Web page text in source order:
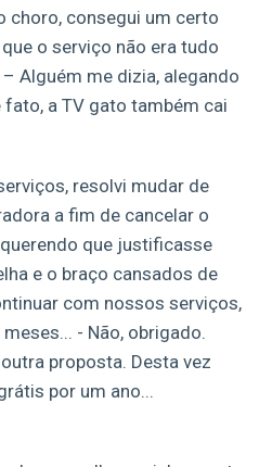
choro, consegui um certo
o serviço não era tudo
Alguém me dizia, alegando
fato, a TV gato também cai
resolvi mudar de
a fim de cancelar o
que justificasse
e o braço cansados de
com nossos serviços,
- Não, obrigado.
proposta. Desta vez
por um ano...